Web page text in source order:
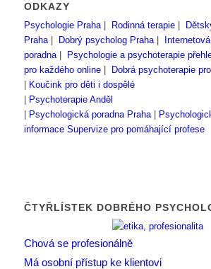
ODKAZY
Psychologie Praha| Rodinná terapie|
Praha| Dobrý psycholog Praha|
poradna| Psychologie a psychoterapie
pro každého online|
Dobrá psychoterapie
Koučink pro děti i dospělé
Psychoterapie Anděl
Psychologická poradna Praha|
informace Supervize pro pomáhající profese
ČTYŘLÍSTEK DOBRÉHO
Chová se profesionálně
Má osobní přístup ke klientovi